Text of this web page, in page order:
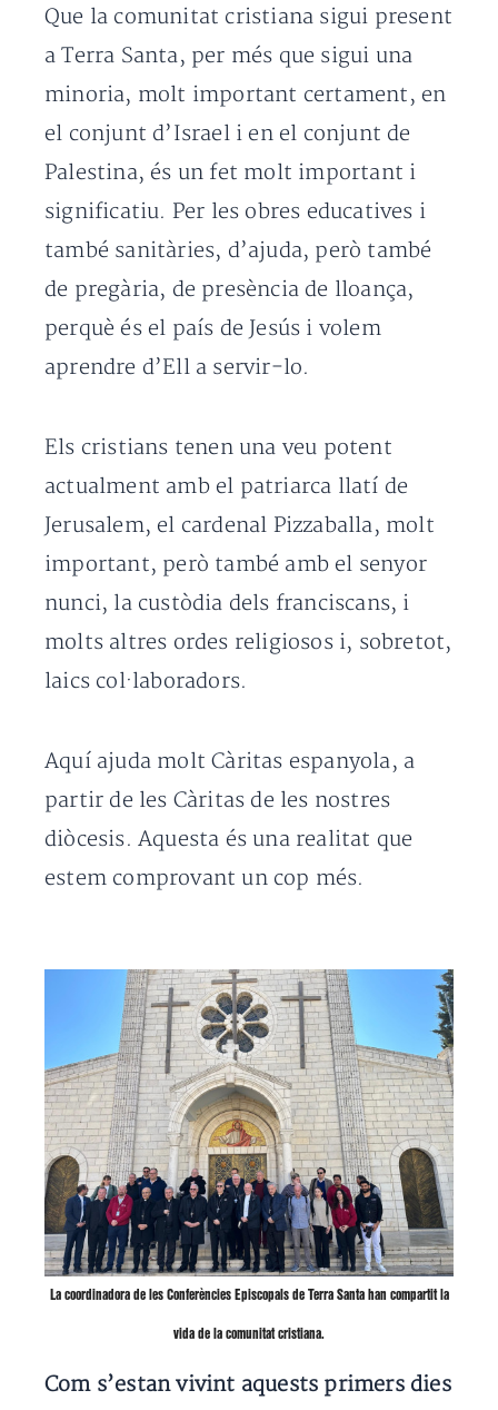
Que la comunitat cristiana sigui present
a Terra Santa, per més que sigui una
minoria, molt important certament, en
el conjunt d’Israel i en el conjunt de
Palestina, és un fet molt important i
significatiu. Per les obres educatives i
també sanitàries, d’ajuda, però també
de pregària, de presència de lloança,
perquè és el país de Jesús i volem
aprendre d’Ell a servir-lo.
Els cristians tenen una veu potent
actualment amb el patriarca llatí de
Jerusalem, el cardenal Pizzaballa, molt
important, però també amb el senyor
nunci, la custòdia dels franciscans, i
molts altres ordes religiosos i, sobretot,
laics col·laboradors.
Aquí ajuda molt Càritas espanyola, a
partir de les Càritas de les nostres
diòcesis. Aquesta és una realitat que
estem comprovant un cop més.
La coordinadora de les Conferències Episcopals de Terra Santa han compartit la
vida de la comunitat cristiana.
Com s’estan vivint aquests primers dies